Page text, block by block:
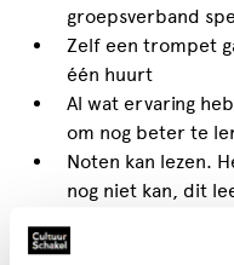
groepsverband
Zelf een trompet
één huurt
Al wat ervaring
om nog beter te
Noten kan lezen.
nog niet kan, dit
Tijd vrij kan
oefenen